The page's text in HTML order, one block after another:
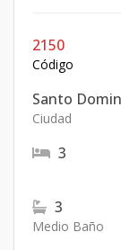
2150
Código
Santo
Ciudad
3
3
Medio Baño